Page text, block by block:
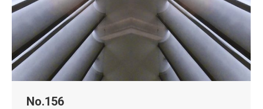
No.156